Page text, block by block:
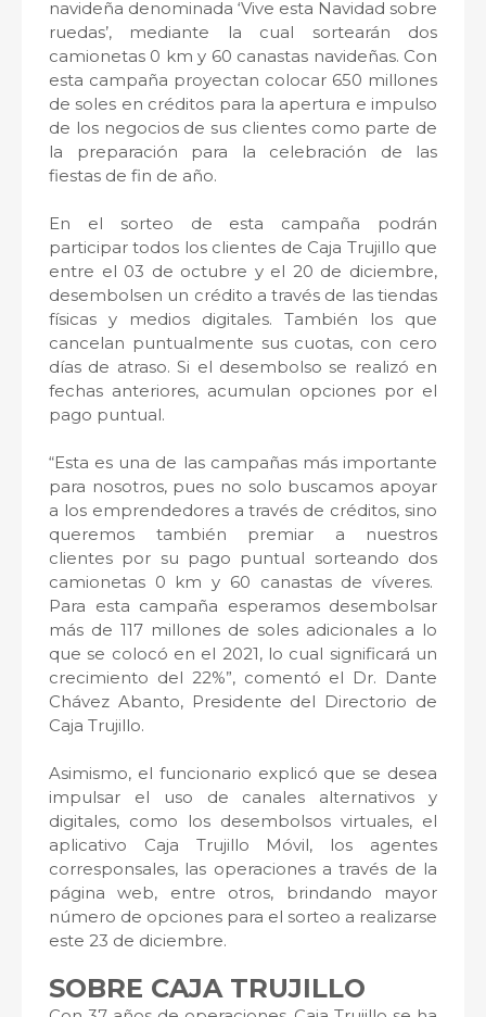
navideña denominada ‘Vive esta Navidad sobre
ruedas’, mediante la cual sortearán dos
camionetas 0 km y 60 canastas navideñas. Con
esta campaña proyectan colocar 650 millones
de soles en créditos para la apertura e impulso
de los negocios de sus clientes como parte de
la preparación para la celebración de las
fiestas de fin de año.
En el sorteo de esta campaña podrán
participar todos los clientes de Caja Trujillo que
entre el 03 de octubre y el 20 de diciembre,
desembolsen un crédito a través de las tiendas
físicas y medios digitales. También los que
cancelan puntualmente sus cuotas, con cero
días de atraso. Si el desembolso se realizó en
fechas anteriores, acumulan opciones por el
pago puntual.
“Esta es una de las campañas más importante
para nosotros, pues no solo buscamos apoyar
a los emprendedores a través de créditos, sino
queremos también premiar a nuestros
clientes por su pago puntual sorteando dos
camionetas 0 km y 60 canastas de víveres.
Para esta campaña esperamos desembolsar
más de 117 millones de soles adicionales a lo
que se colocó en el 2021, lo cual significará un
crecimiento del 22%”, comentó el Dr. Dante
Chávez Abanto, Presidente del Directorio de
Caja Trujillo.
Asimismo, el funcionario explicó que se desea
impulsar el uso de canales alternativos y
digitales, como los desembolsos virtuales, el
aplicativo Caja Trujillo Móvil, los agentes
corresponsales, las operaciones a través de la
página web, entre otros, brindando mayor
número de opciones para el sorteo a realizarse
este 23 de diciembre.
SOBRE CAJA TRUJILLO